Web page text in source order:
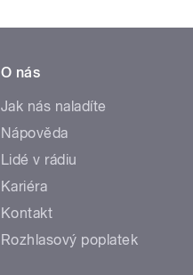
O nás
Jak nás naladíte
Nápověda
Lidé v rádiu
Kariéra
Kontakt
Rozhlasový poplatek